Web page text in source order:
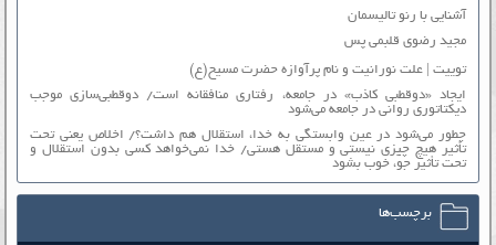
آشنایی با رنو تالیسمان
مجید رضوی قلبمی پس
توییت | علت نورانیت و نام پرآوازه حضرت مسیح(ع)
ایجاد «دوقطبی کاذب» در جامعه، رفتاری منافقانه است/ دوقطبی‌سازی موجب
دیکتاتوری روانی در جامعه می‌شود
چطور می‌شود در عین وابستگی به خدا، استقلال هم داشت؟/ اخلاص یعنی تحت
تأثیر هیچ چیزی نیستی و مستقل هستی/ خدا نمی‌خواهد کسی بدون استقلال و
تحت تأثیر جوّ، خوب بشود
برچسب‌ها